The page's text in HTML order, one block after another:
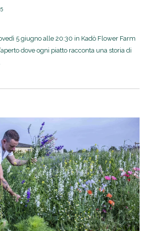
5 giugno alle 20:30 in Kadò Flower Farm
dove ogni piatto racconta una storia di